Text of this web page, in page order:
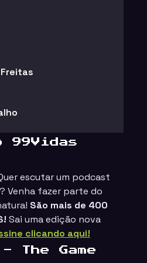
99Vidas
escutar um podcast
Venha fazer parte do
São mais de 400
Sai uma edição nova
clicando aqui!
The Game